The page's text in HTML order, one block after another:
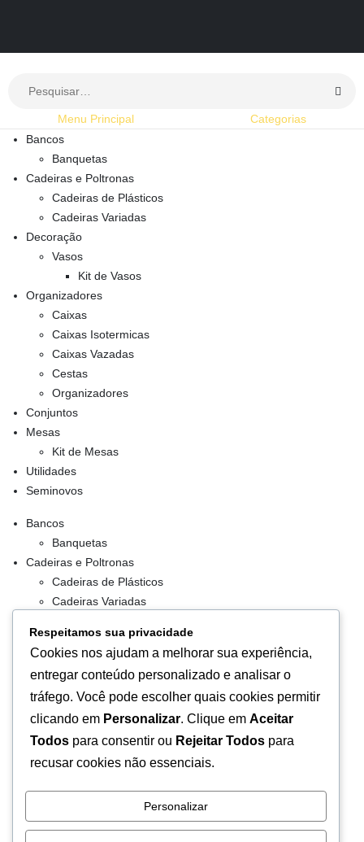
Menu Principal
Categorias
Bancos
Banquetas
Cadeiras e Poltronas
Cadeiras de Plásticos
Cadeiras Variadas
Decoração
Vasos
Kit de Vasos
Organizadores
Caixas
Caixas Isotermicas
Caixas Vazadas
Cestas
Organizadores
Conjuntos
Mesas
Kit de Mesas
Utilidades
Seminovos
Bancos
Banquetas
Cadeiras e Poltronas
Cadeiras de Plásticos
Cadeiras Variadas
Decoração
Vasos
Kit de Vasos
Lixeiras
Mesas
Kit de Mesas
Organizadores
Respeitamos sua privacidade
Cookies nos ajudam a melhorar sua experiência,
entregar conteúdo personalizado e analisar o
tráfego. Você pode escolher quais cookies permitir
clicando em Personalizar. Clique em Aceitar
Todos para consentir ou Rejeitar Todos para
recusar cookies não essenciais.
Personalizar